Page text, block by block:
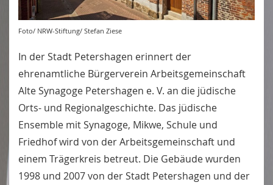
Foto/ NRW-Stiftung/ Stefan Ziese
In der Stadt Petershagen erinnert der
ehrenamtliche Bürgerverein Arbeitsgemeinschaft
Alte Synagoge Petershagen e. V. an die jüdische
Orts- und Regionalgeschichte. Das jüdische
Ensemble mit Synagoge, Mikwe, Schule und
Friedhof wird von der Arbeitsgemeinschaft und
einem Trägerkreis betreut. Die Gebäude wurden
1998 und 2007 von der Stadt Petershagen und der